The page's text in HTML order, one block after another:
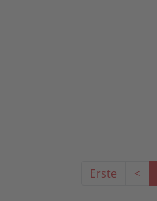
Erste <